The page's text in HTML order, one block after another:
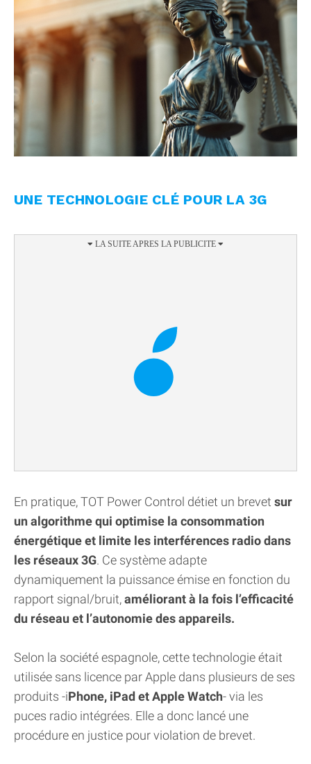
UNE TECHNOLOGIE CLÉ POUR LA 3G
En pratique, TOT Power Control détiet un brevet sur
un algorithme qui optimise la consommation
énergétique et limite les interférences radio dans
les réseaux 3G. Ce système adapte
dynamiquement la puissance émise en fonction du
rapport signal/bruit,améliorant à la fois l’efficacité
du réseau et l’autonomie des appareils.
Selon la société espagnole, cette technologie était
utilisée sans licence par Apple dans plusieurs de ses
produits -iPhone, iPad et Apple Watch- via les
puces radio intégrées. Elle a donc lancé une
procédure en justice pour violation de brevet.